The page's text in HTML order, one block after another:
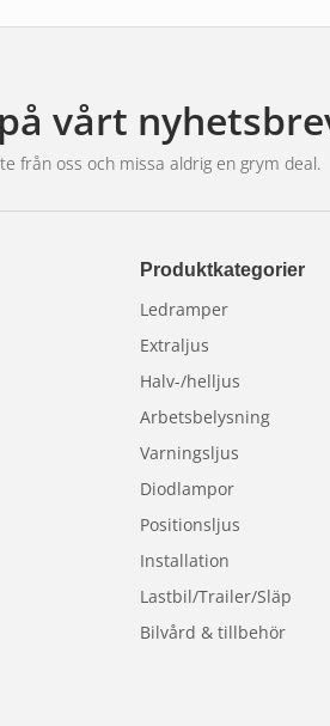
räckvidd, smal ljusbild
ljusbild med minskad räckvidd
Edition saknar E-märkning
| Pickup
vårt
från oss och missa aldrig en grym deal.
Produktkategorier
Ledramper
Extraljus
Halv-/helljus
Arbetsbelysning
Varningsljus
Diodlampor
Positionsljus
Installation
Lastbil/Trailer/Släp
Bilvård & tillbehör